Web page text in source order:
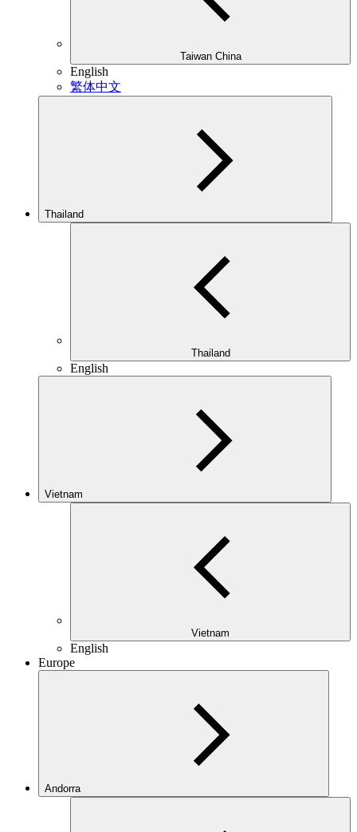
Taiwan China
English
繁体中文
Thailand
Thailand
English
Vietnam
Vietnam
English
Europe
Andorra